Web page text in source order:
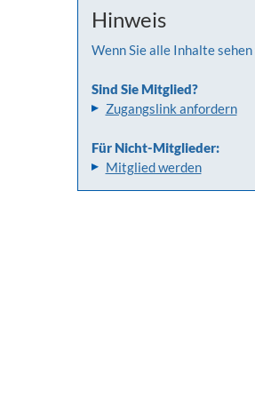
Hinweis
Wenn Sie alle Inhalte
Sind Sie Mitglied?
Zugangslink anfordern
Für Nicht-Mitglieder:
Mitglied werden